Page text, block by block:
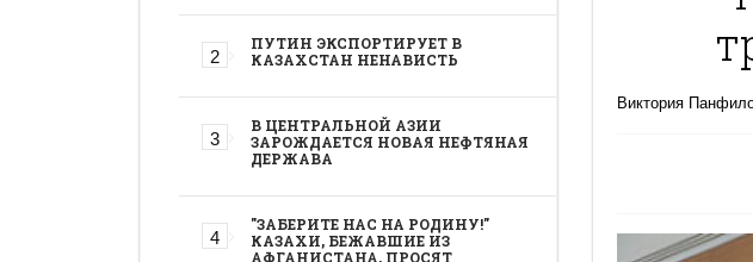
ПУТИН ЭКСПОРТИРУЕТ В
КАЗАХСТАН НЕНАВИСТЬ
В ЦЕНТРАЛЬНОЙ АЗИИ
ЗАРОЖДАЕТСЯ НОВАЯ НЕФТЯНАЯ
ДЕРЖАВА
"ЗАБЕРИТЕ НАС НА РОДИНУ!"
КАЗАХИ, БЕЖАВШИЕ ИЗ
АФГАНИСТАНА, ПРОСЯТ
Виктория